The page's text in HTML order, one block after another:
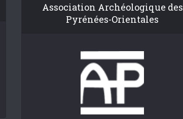
Association Archéologique des
Pyrénées-Orientales